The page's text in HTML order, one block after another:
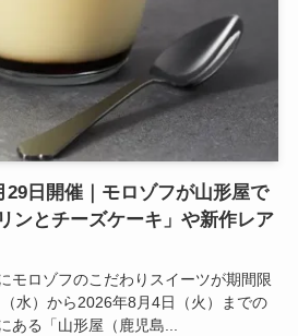
29日開催｜モロゾフが山形屋で
ンとチーズケーキ」や新作レア
モロゾフのこだわりスイーツが期間限
水）から2026年8月4日（火）までの
ある「山形屋（鹿児島...